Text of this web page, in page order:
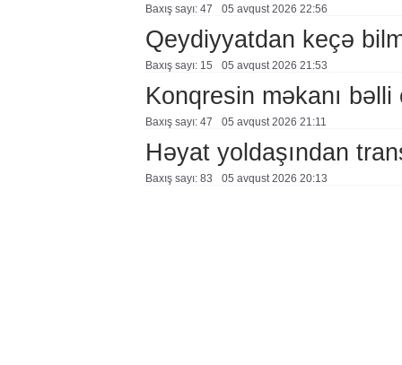
Baxış sayı: 47 05 avqust 2026 22:56
Qeydiyyatdan keçə
Baxış sayı: 15 05 avqust 2026 21:53
Konqresin məkanı bəlli
Baxış sayı: 47 05 avqust 2026 21:11
Həyat yoldaşından
Baxış sayı: 83 05 avqust 2026 20:13